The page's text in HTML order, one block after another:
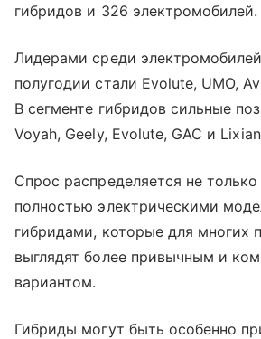
гибридов и 326 электромобилей.
Лидерами среди
полугодии стали Evolute, UMO,
В сегменте гибридов сильные
Voyah, Geely, Evolute, GAC и
Спрос распределяется не
полностью электрическими
гибридами, которые для многих
выглядят более привычным и
вариантом.
Гибриды могут быть особенно